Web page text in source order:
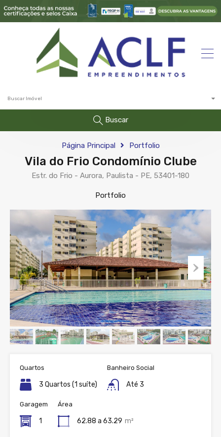
Buscar Imóvel
Buscar
Página Principal Portfolio
Vila do Frio Condomínio Clube
Estr. do Frio - Aurora, Paulista - PE, 53401-180
Portfolio
Quartos
3 Quartos (1 suíte)
Banheiro Social
Até 3
Garagem
1
Área
62.88 a 63.29 m²